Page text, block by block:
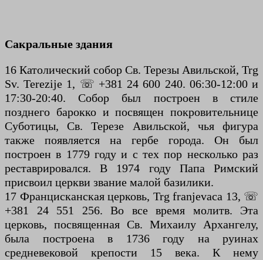
Сакральные здания
16 Католический собор Св. Терезы Авильской, Trg
Sv. Terezije 1, ☏ +381 24 600 240. 06:30-12:00 и
17:30-20:40. Собор был построен в стиле
позднего барокко и посвящен покровительнице
Суботицы, Св. Терезе Авильской, чья фигура
также появляется на гербе города. Он был
построен в 1779 году и с тех пор несколько раз
реставрировался. В 1974 году Папа Римский
присвоил церкви звание малой базилики.
17 Францисканская церковь, Trg franjevaca 13, ☏
+381 24 551 256. Во все время молитв. Эта
церковь, посвященная Св. Михаилу Архангелу,
была построена в 1736 году на руинах
средневековой крепости 15 века. К нему